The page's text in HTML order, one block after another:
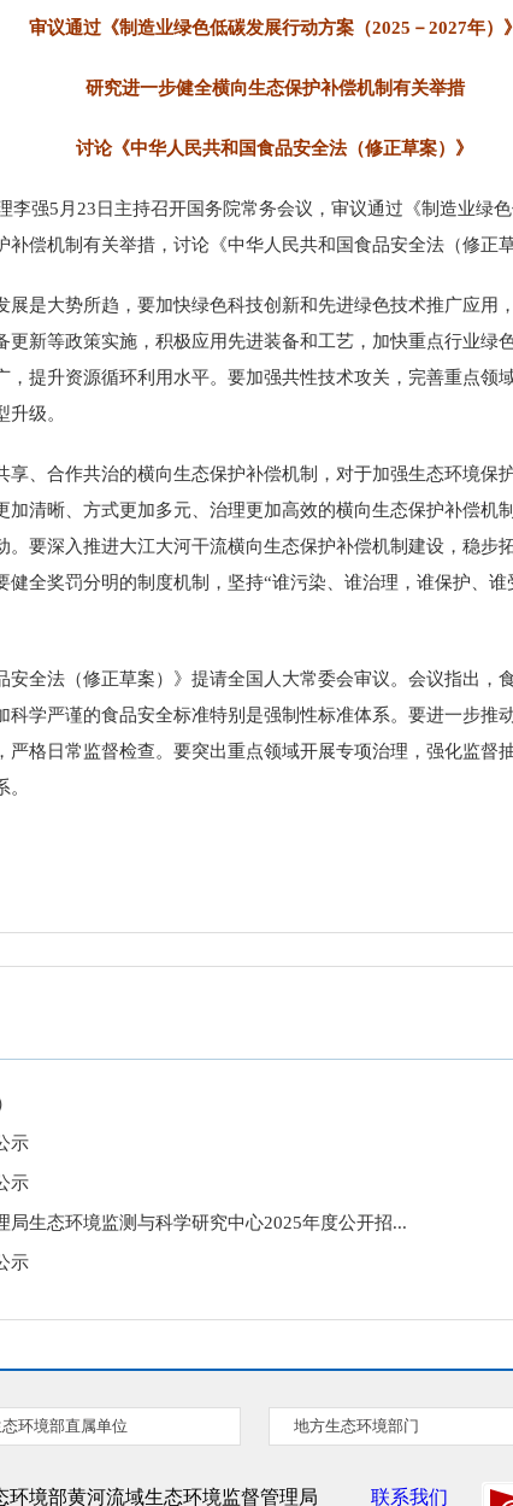
审议通过《制造业绿色低碳发展行动方案（2025 －2027年）》
研究进一步健全横向生态保护补偿机制有关举措
讨论《中华人民共和国食品安全法（修正草案）》
李强5月 23 日主持召开国务院常务会议，审议通过《制造业绿
偿机制有关举措，讨论《中华人民共和国食品安全法（修正草
展是大势所趋，要加快绿色科技创新和先进绿色技术推广应用
更新等政策实施，积极应用先进装备和工艺，加快重点行业绿
，提升资源循环利用水平。要加强共性技术攻关，完善重点领
级。
享、合作共治的横向生态保护补偿机制，对于加强生态环境保
加清晰、方式更加多元、治理更加高效的横向生态保护补偿机
要深入推进大江大河干流横向生态保护补偿机制建设，稳步
全奖罚分明的制度机制，坚持“谁污染、谁治理，谁保护、谁
安全法（修正草案）》提请全国人大常委会审议。会议指出，
学严谨的食品安全标准特别是强制性标准体系。要进一步推
严格日常监督检查。要突出重点领域开展专项治理，强化监督
示
示
生态环境监测与科学研究中心2025年度公开招...
示
环境部直属单位 地方生态环境部门
环境部黄河流域生态环境监督管理局 联系我们